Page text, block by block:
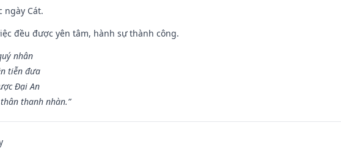
ngày Cát.
đều được yên tâm, hành sự thành công.
nhân
tiễn đưa
Đại An
thanh nhàn.”